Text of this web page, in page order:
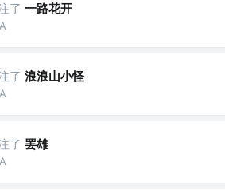
了 一路花开
了 浪浪山小怪
了 罢雄